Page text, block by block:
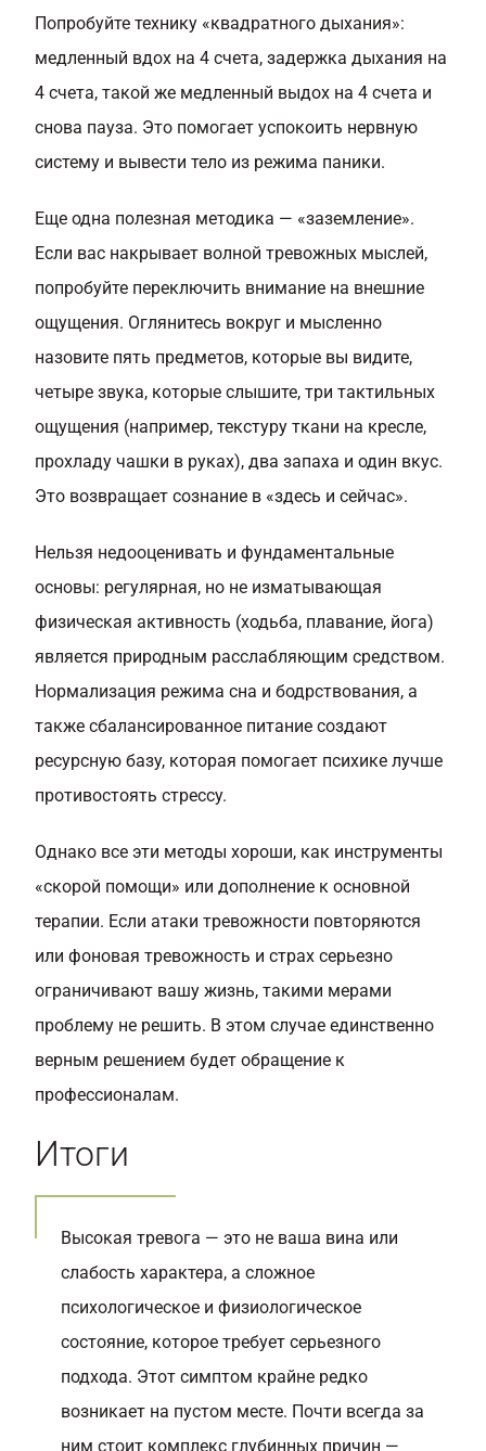
Попробуйте технику «квадратного дыхания»:
медленный вдох на 4 счета, задержка дыхания на
4 счета, такой же медленный выдох на 4 счета и
снова пауза. Это помогает успокоить нервную
систему и вывести тело из режима паники.
Еще одна полезная методика — «заземление».
Если вас накрывает волной тревожных мыслей,
попробуйте переключить внимание на внешние
ощущения. Оглянитесь вокруг и мысленно
назовите пять предметов, которые вы видите,
четыре звука, которые слышите, три тактильных
ощущения (например, текстуру ткани на кресле,
прохладу чашки в руках), два запаха и один вкус.
Это возвращает сознание в «здесь и сейчас».
Нельзя недооценивать и фундаментальные
основы: регулярная, но не изматывающая
физическая активность (ходьба, плавание, йога)
является природным расслабляющим средством.
Нормализация режима сна и бодрствования, а
также сбалансированное питание создают
ресурсную базу, которая помогает психике лучше
противостоять стрессу.
Однако все эти методы хороши, как инструменты
«скорой помощи» или дополнение к основной
терапии. Если атаки тревожности повторяются
или фоновая тревожность и страх серьезно
ограничивают вашу жизнь, такими мерами
проблему не решить. В этом случае единственно
верным решением будет обращение к
профессионалам.
Итоги
Высокая тревога — это не ваша вина или
слабость характера, а сложное
психологическое и физиологическое
состояние, которое требует серьезного
подхода. Этот симптом крайне редко
возникает на пустом месте. Почти всегда за
ним стоит комплекс глубинных причин —